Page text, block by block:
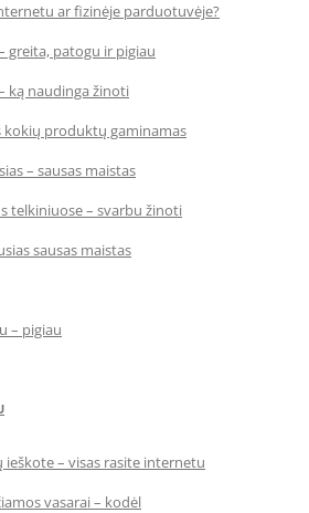
ar fizinėje parduotuvėje?
greita, patogu ir pigiau
ką naudinga žinoti
kokių produktų gaminamas
– sausas maistas
telkiniuose – svarbu žinoti
sausas maistas
– pigiau
– visas rasite internetu
vasarai – kodėl